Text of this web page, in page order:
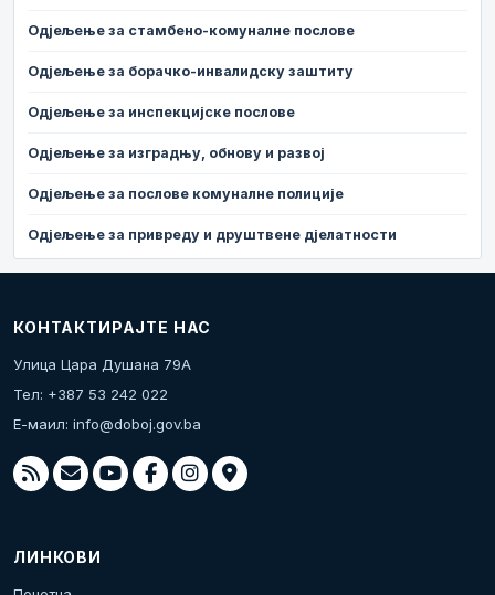
Одјељење за стамбено-комуналне послове
Одјељење за борачко-инвалидску заштиту
Одјељење за инспекцијске послове
Одјељење за изградњу, обнову и развој
Одјељење за послове комуналне полиције
Одјељење за привреду и друштвене дјелатности
КОНТАКТИРАЈТЕ НАС
Улица Цара Душана 79А
Тел: +387 53 242 022
Е-маил: info@doboj.gov.ba
ЛИНКОВИ